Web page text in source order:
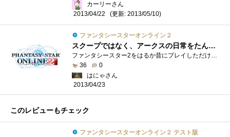
カーリーさん
2013/04/22
(更新: 2013/05/10)
ファンタシースターオンライン２
スクープではなく、アークスの日常をたんたんとお送りする番組になる予定です
36
0
はにゃさん
2013/04/23
このレビューもチェック
ファンタシースターオンライン２ テスト版